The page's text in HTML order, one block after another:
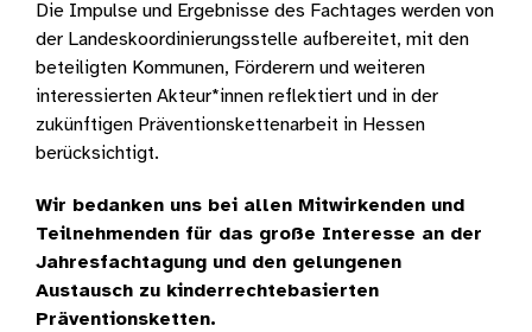
Die Impulse und Ergebnisse des Fachtages werden von
der Landeskoordinierungsstelle aufbereitet, mit den
beteiligten Kommunen, Förderern und weiteren
interessierten Akteur*innen reflektiert und in der
zukünftigen Präventionskettenarbeit in Hessen
berücksichtigt.
Wir bedanken uns bei allen Mitwirkenden und
Teilnehmenden für das große Interesse an der
Jahresfachtagung und den gelungenen
Austausch zu kinderrechtebasierten
Präventionsketten.